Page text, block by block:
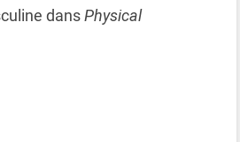
dansPhysical